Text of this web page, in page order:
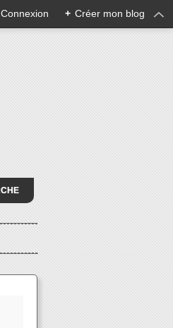
Connexion + Créer mon blog